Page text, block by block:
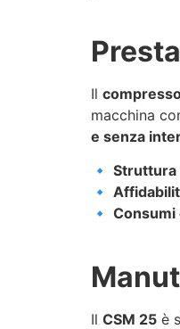
Il
macchina
e senza
🔹 Struttura
🔹
🔹
Il CSM 25 è